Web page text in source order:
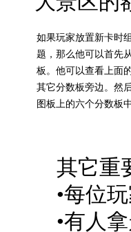
如果玩家放置新卡时
题，那么他可以首先
板。他可以查看上面
其它分数板旁边。然
图板上的六个分数板
其它重
•每位玩
•有人拿